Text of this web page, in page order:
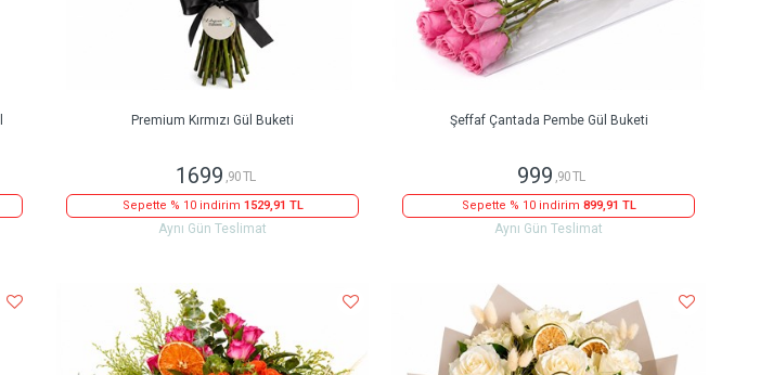
Premium Kırmızı Gül Buketi
1699 ,90 TL
Sepette % 10 indirim 1529,91 TL
Aynı Gün Teslimat
Şeffaf Çantada Pembe Gül Buketi
999 ,90 TL
Sepette % 10 indirim 899,91 TL
Aynı Gün Teslimat